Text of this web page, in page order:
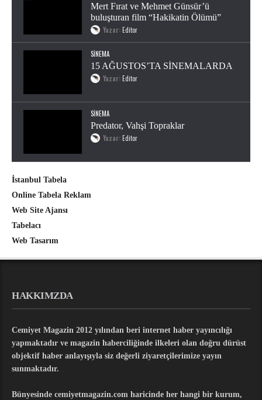
Mert Fırat ve Mehmet Günsür’ü
buluşturan film “Hakikatin Ölümü”
Yazar:Editor
SINEMA
15 AĞUSTOS’TA SİNEMALARDA
Yazar:Editor
SINEMA
Predator, Vahşi Topraklar
Yazar:Editor
İstanbul Tabela
Online Tabela Reklam
Web Site Ajansı
Tabelacı
Web Tasarım
HAKKIMZDA
Cemiyet Magazin 2012 yılından beri internet haber yayıncılığı
yapmaktadır ve magazin haberciliğinde ilkeleri olan doğru dürüst
objektif haber anlayışıyla siz değerli ziyaretçilerimize yayın
sunmaktadır.
Bünyesinde cemiyetmagazin.com haricinde her hangi bir kurum,